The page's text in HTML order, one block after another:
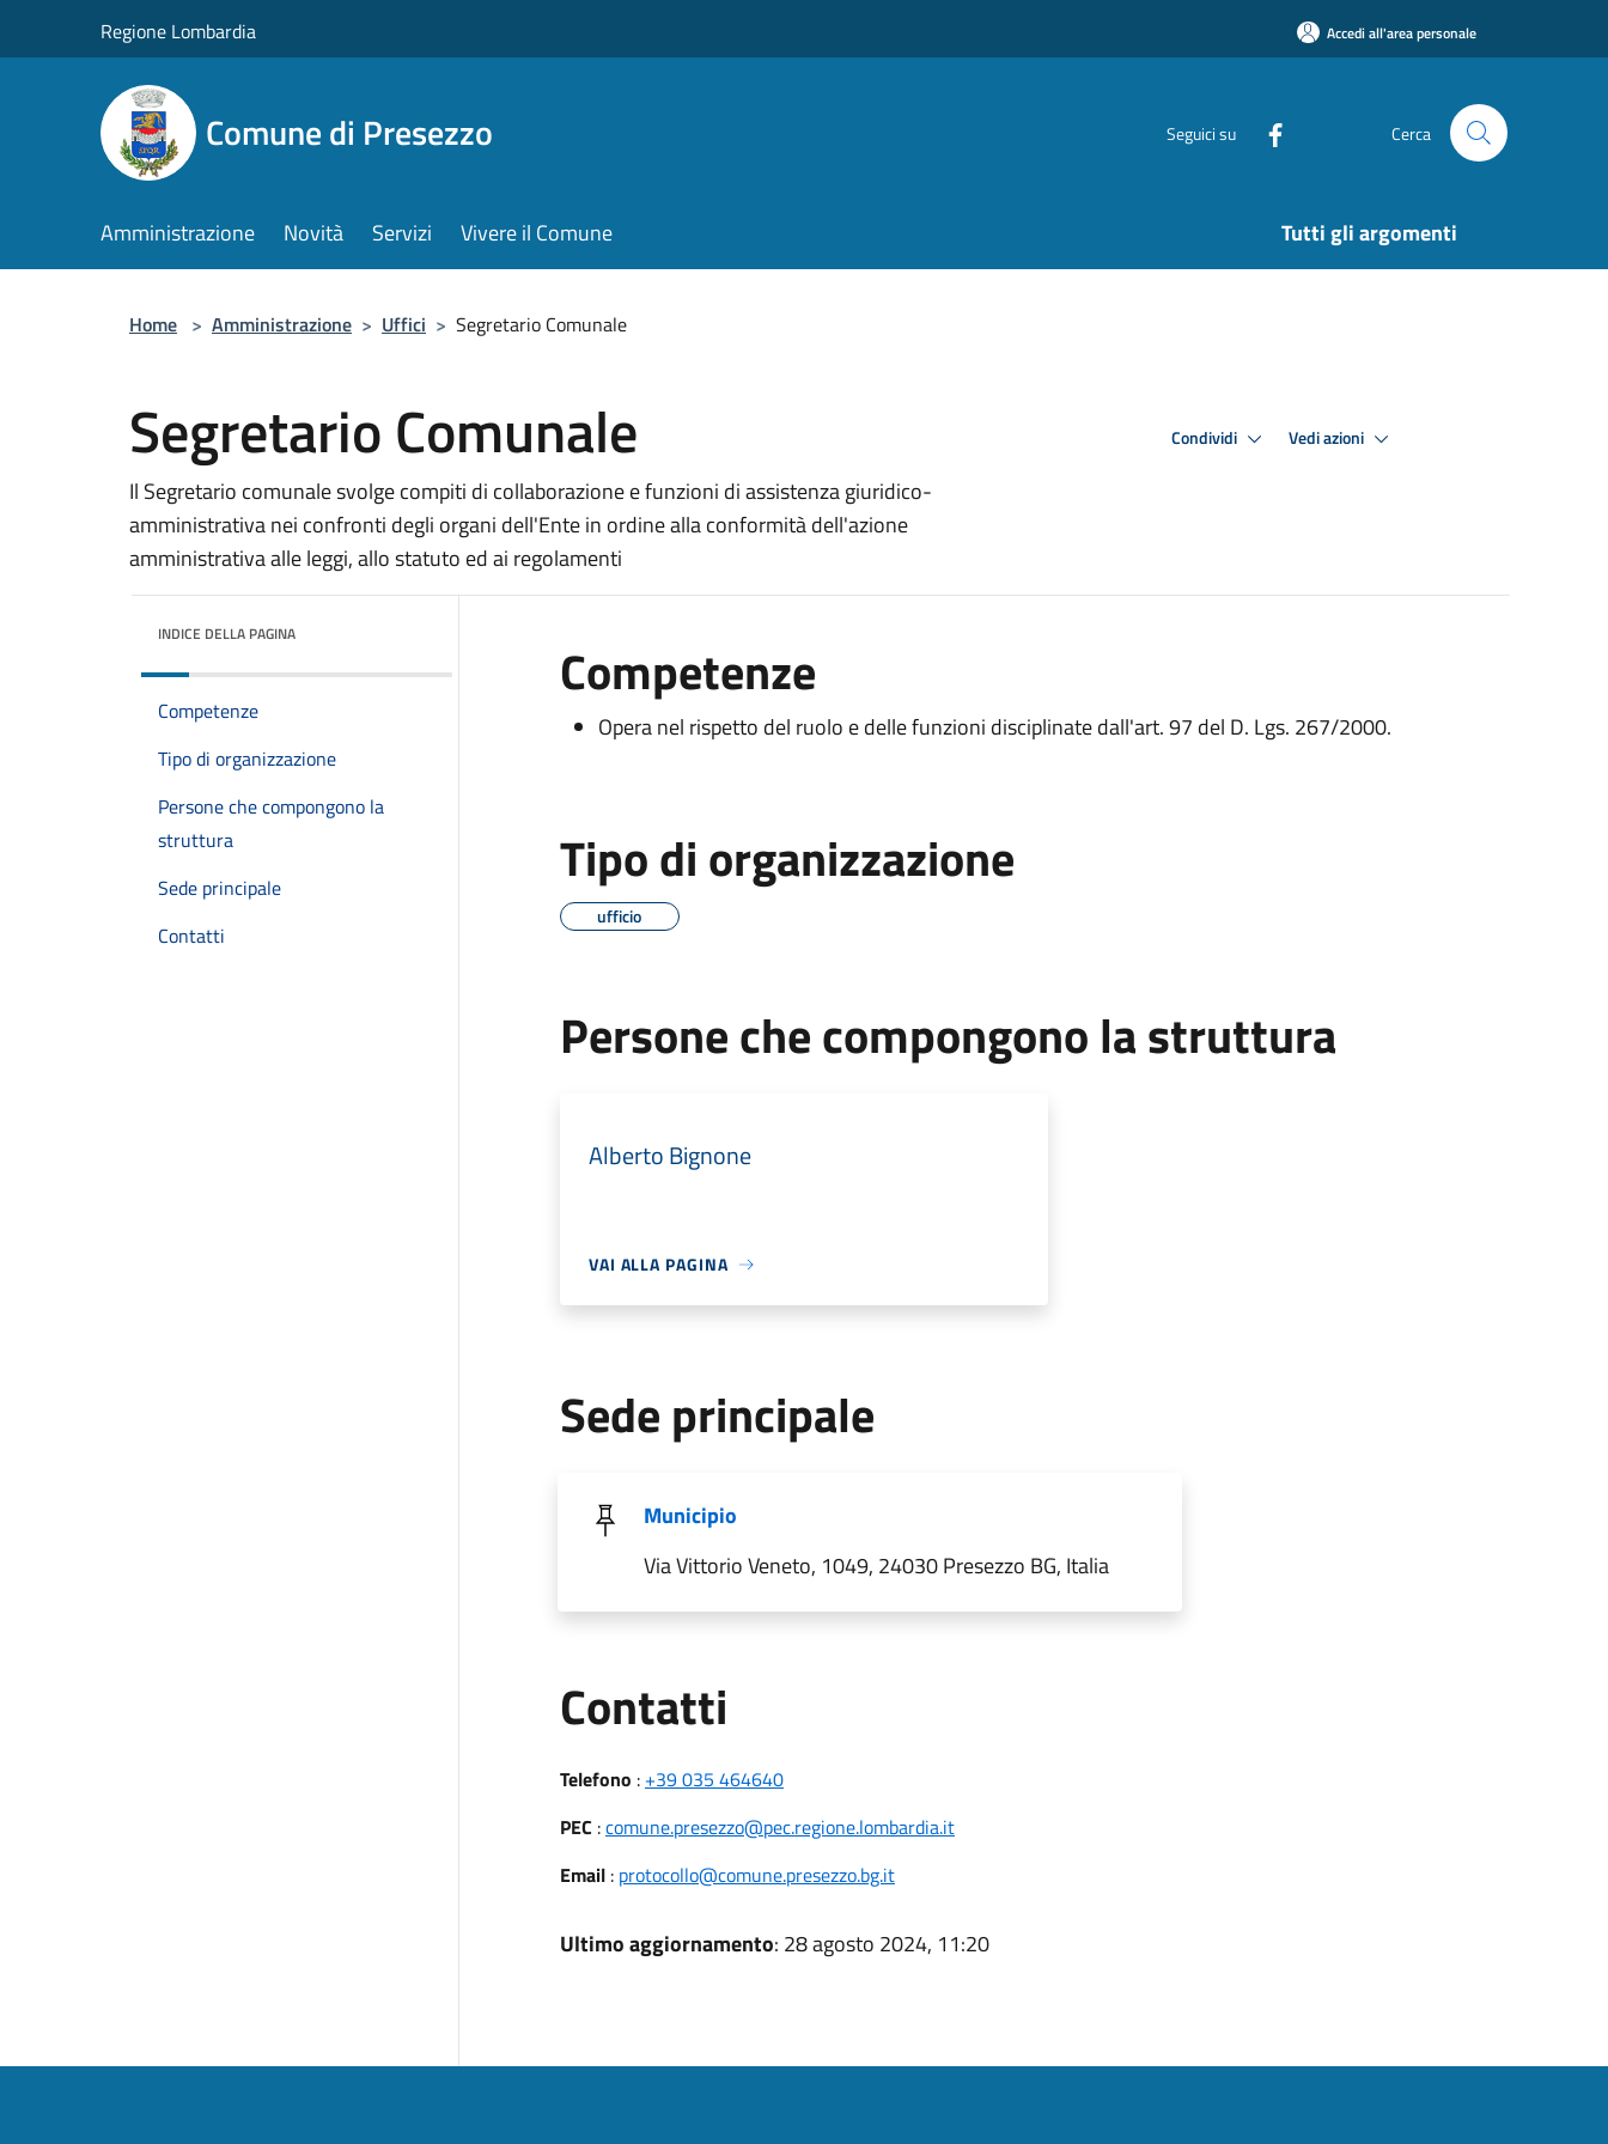
Regione Lombardia Accedi all'area personale
Comune di Presezzo Seguici su Cerca
Amministrazione Novità Servizi Vivere il Comune Tutti gli argomenti
Home > Amministrazione > Uffici > Segretario Comunale
Segretario Comunale
Il Segretario comunale svolge compiti di collaborazione e funzioni di assistenza giuridico-
amministrativa nei confronti degli organi dell'Ente in ordine alla conformità dell'azione
amministrativa alle leggi, allo statuto ed ai regolamenti
Condividi Vedi azioni
INDICE DELLA PAGINA
Competenze
Tipo di organizzazione
Persone che compongono la
struttura
Sede principale
Contatti
Competenze
Opera nel rispetto del ruolo e delle funzioni disciplinate dall'art. 97 del D. Lgs. 267/2000.
Tipo di organizzazione
ufficio
Persone che compongono la struttura
Alberto Bignone
VAI ALLA PAGINA
Sede principale
Municipio
Via Vittorio Veneto, 1049, 24030 Presezzo BG, Italia
Contatti
Telefono : +39 035 464640
PEC :comune.presezzo@pec.regione.lombardia.it
Email: protocollo@comune.presezzo.bg.it
Ultimo aggiornamento: 28 agosto 2024, 11:20